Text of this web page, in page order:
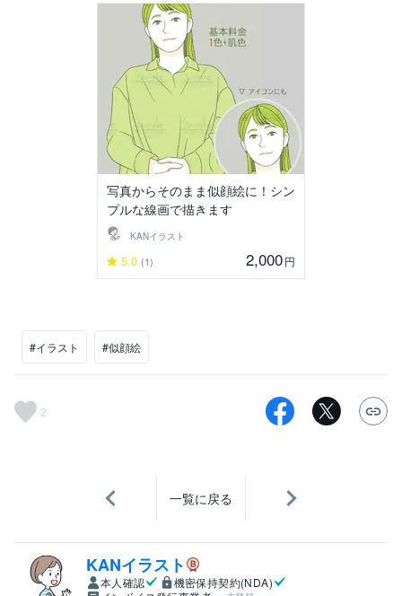
写真からそのまま似顔絵に！シン
プルな線画で描きます
KANイラスト
5.0 (1) 2,000円
#イラスト #似顔絵
2
一覧に戻る
KANイラスト
本人確認
機密保持契約(NDA)